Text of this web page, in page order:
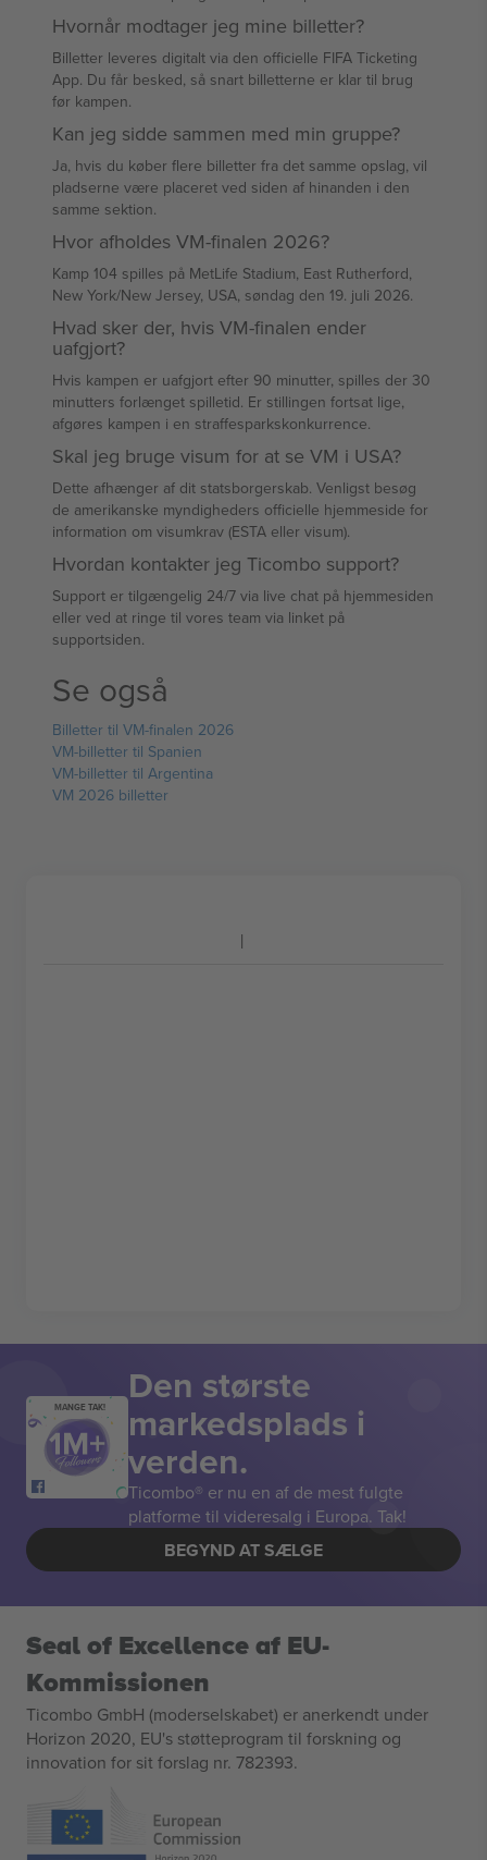
Hvornår modtager jeg mine billetter?
Billetter leveres digitalt via den officielle FIFA Ticketing
App. Du får besked, så snart billetterne er klar til brug
før kampen.
Kan jeg sidde sammen med min gruppe?
Ja, hvis du køber flere billetter fra det samme opslag, vil
pladserne være placeret ved siden af hinanden i den
samme sektion.
Hvor afholdes VM-finalen 2026?
Kamp 104 spilles på MetLife Stadium, East Rutherford,
New York/New Jersey, USA, søndag den 19. juli 2026.
Hvad sker der, hvis VM-finalen ender
uafgjort?
Hvis kampen er uafgjort efter 90 minutter, spilles der 30
minutters forlænget spilletid. Er stillingen fortsat lige,
afgøres kampen i en straffesparkskonkurrence.
Skal jeg bruge visum for at se VM i USA?
Dette afhænger af dit statsborgerskab. Venligst besøg
de amerikanske myndigheders officielle hjemmeside for
information om visumkrav (ESTA eller visum).
Hvordan kontakter jeg Ticombo support?
Support er tilgængelig 24/7 via live chat på hjemmesiden
eller ved at ringe til vores team via linket på
supportsiden.
Se også
Billetter til VM-finalen 2026
VM-billetter til Spanien
VM-billetter til Argentina
VM 2026 billetter
MANGE TAK! Den største
markedsplads i
verden.
Ticombo® er nu en af de mest fulgte
platforme til videresalg i Europa. Tak!
BEGYND AT SÆLGE
Seal of Excellence af EU-
Kommissionen
Ticombo GmbH (moderselskabet) er anerkendt under
Horizon 2020, EU's støtteprogram til forskning og
innovation for sit forslag nr. 782393.